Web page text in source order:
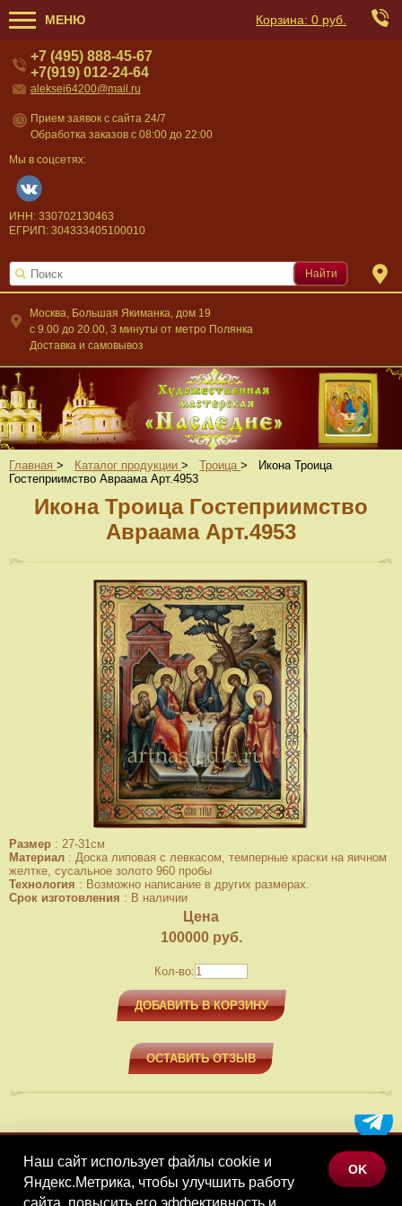
МЕНЮ Корзина: 0 руб.
Москва, Большая Якиманка, дом 19
c 9.00 до 20.00, 3 минуты от метро Полянка
Доставка и самовывоз
+7 (495) 888-45-67
+7(919) 012-24-64
aleksei64200@mail.ru
Прием заявок с сайта 24/7
Обработка заказов с 08:00 до 22:00
Мы в соцсетях:
ИНН: 330702130463
ЕГРИП: 304333405100010
Найти
Главная > Каталог продукции > Троица >
Икона Троица
Гостеприимство Авраама Арт.4953
Икона Троица Гостеприимство
Авраама Арт.4953
Размер : 27-31см
Материал : Доска липовая с левкасом, темперные краски на яичном
желтке, сусальное золото 960 пробы
Технология : Возможно написание в других размерах.
Срок изготовления : В наличии
Цена
100000руб.
Кол-во:
ДОБАВИТЬ В КОРЗИНУ
ОСТАВИТЬ ОТЗЫВ
МЕНЮ
КАТАЛОГ ТОВАРОВ
Наш сайт использует файлы cookie и
Яндекс.Метрика, чтобы улучшить работу
сайта, повысить его эффективность и
OK